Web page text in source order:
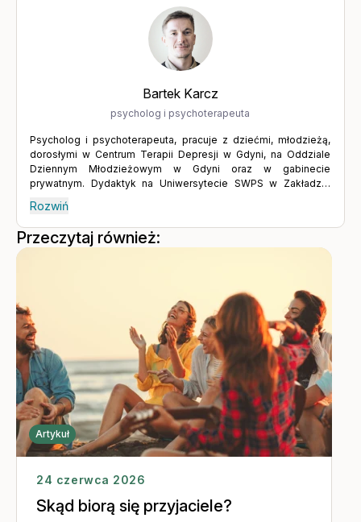
tematów wymaga odwagi i gotowości do konfrontacji z
własnymi słabościami oraz niepewnością – ale warto to robić.
Wyrażanie tego, czego naprawdę chcemy, aktywne słuchanie i
budowanie relacji poprzez wymianę myśli prowadzą do
rozwoju, a rozwój to jeden z kluczy do spełnienia.
Bartek Karcz
psycholog i psychoterapeuta
Psycholog i psychoterapeuta, pracuje z dziećmi, młodzieżą,
dorosłymi w Centrum Terapii Depresji w Gdyni, na Oddziale
Dziennym Młodzieżowym w Gdyni oraz w gabinecie
prywatnym. Dydaktyk na Uniwersytecie SWPS w Zakładzie
zajmuje się tematyką uważności, mentalizacji i komunikacji.
Wieloletni współpracownik instytucji pomocowych,
wspierających, edukacyjnych.
Rozwiń
Przeczytaj również:
Artykuł
24 czerwca 2026
Skąd biorą się przyjaciele?